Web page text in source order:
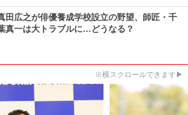
田広之が俳優養成学校設立の野望、師匠・千
真一は大トラブルに…どうなる？
※横スクロールできます▶